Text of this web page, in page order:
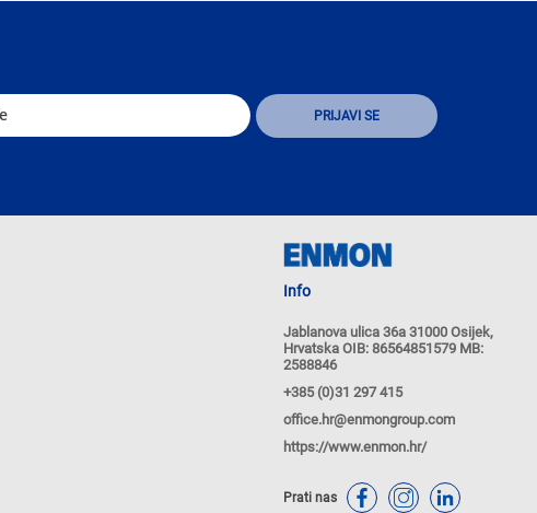
Info
Jablanova ulica 36a 31000 Osijek,
Hrvatska OIB: 86564851579 MB:
2588846
+385 (0)31 297 415
office.hr@enmongroup.com
https://www.enmon.hr/
Prati nas